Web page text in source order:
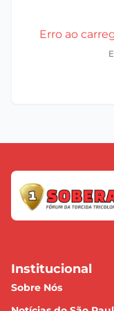
Erro ao
Institucional
Sobre Nós